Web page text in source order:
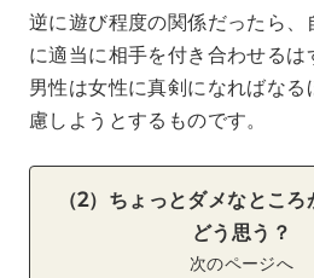
逆に遊び程度の関係だったら、
に適当に相手を付き合わせるは
男性は女性に真剣になればな
慮しようとするものです。
（2）ちょっとダメなとこ
どう思う？
次のページへ